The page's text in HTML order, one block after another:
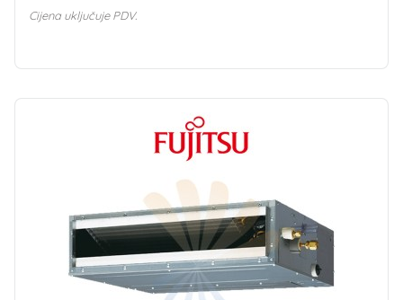
Cijena uključuje PDV.